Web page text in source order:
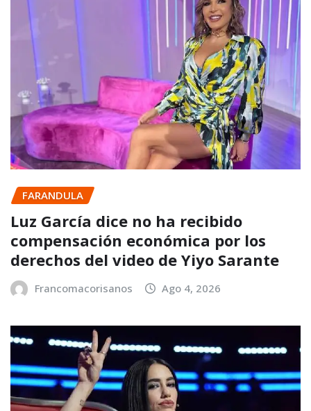
FARANDULA
Luz García dice no ha recibido
compensación económica por los
derechos del video de Yiyo Sarante
Francomacorisanos Ago 4, 2026